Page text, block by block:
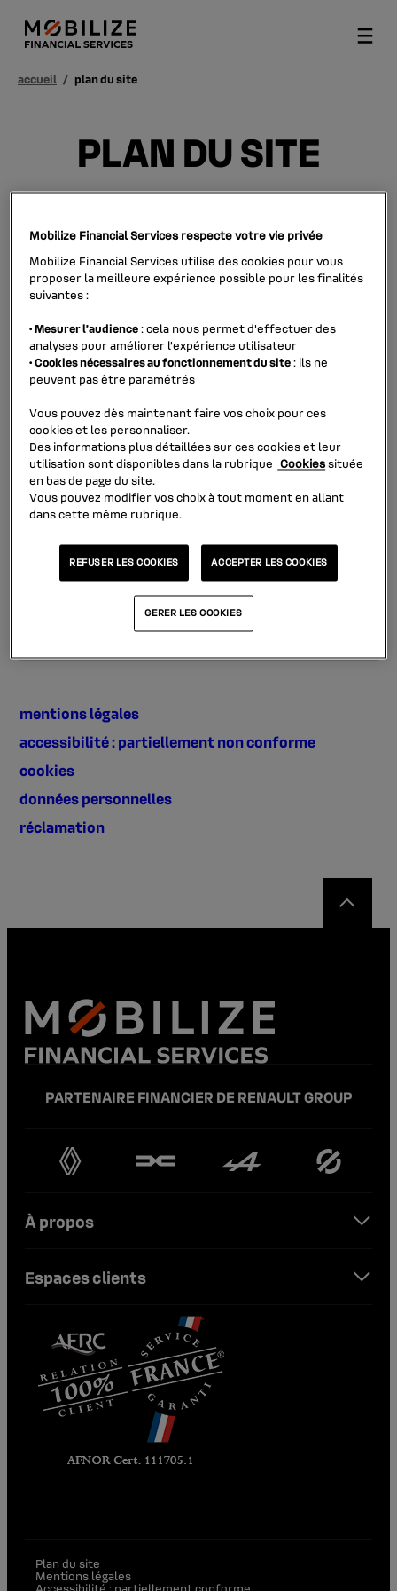
accueil / plan du site
PLAN DU SITE
À PROPOS
contact
faq
ESPACE CLIENT
je me connecte
mentions légales
accessibilité : partiellement non conforme
cookies
données personnelles
réclamation
PARTENAIRE FINANCIER DE RENAULT GROUP
(ouvre un nouvel onglet)(ouvre un nouvel onglet)
(ouvre un nouvel
(ouvre
À propos
Espaces clients
(ouvre un nouvel onglet)
Plan du site
Mentions légales
Mobilize Financial Services respecte votre vie privée
Mobilize Financial Services utilise des cookies pour vous
proposer la meilleure expérience possible pour les finalités
suivantes :
•Mesurer l’audience: cela nous permet d'effectuer des
analyses pour améliorer l’expérience utilisateur
•Cookies nécessaires au fonctionnement du site: ils ne
peuvent pas être paramétrés
Vous pouvez dès maintenant faire vos choix pour ces
cookies et les personnaliser.
Des informations plus détaillées sur ces cookies et leur
utilisation sont disponibles dans la rubrique Cookiessituée
en bas de page du site.
Vous pouvez modifier vos choix à tout moment en allant
dans cette même rubrique.
REFUSER LES COOKIES ACCEPTER LES COOKIES
GERER LES COOKIES